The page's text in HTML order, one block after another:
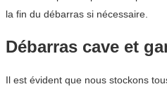
la fin du débarras si nécessaire.
Débarras cave et
Il est évident que nous stockons